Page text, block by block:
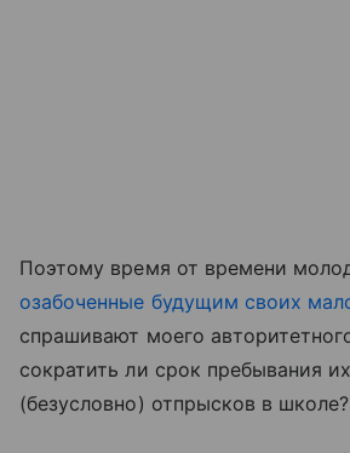
Поэтому время от времени
озабоченные будущим своих
спрашивают моего
сократить ли срок пребывания
(безусловно) отпрысков в школе?